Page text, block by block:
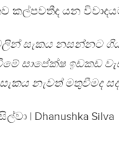
කල්පවතීද යන
සැකය නසන්නට
සාපේක්ෂ ඉඩකඩ
සැකය නැවත් මතුවීමද
| Dhanushka Silva